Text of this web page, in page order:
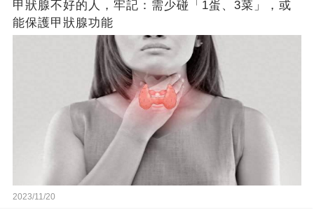
甲狀腺不好的人，牢記：需少碰「1蛋、3菜」，或
能保護甲狀腺功能
2023/11/20